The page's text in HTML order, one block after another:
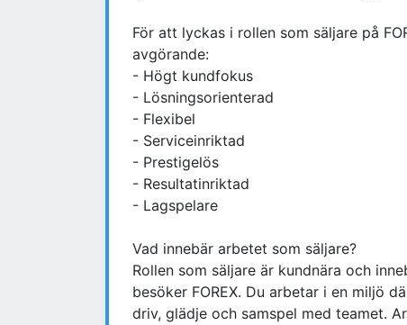
För att lyckas i rollen som säljare på
avgörande:
- Högt kundfokus
- Lösningsorienterad
- Flexibel
- Serviceinriktad
- Prestigelös
- Resultatinriktad
- Lagspelare
Vad innebär arbetet som säljare?
Rollen som säljare är kundnära och
besöker FOREX. Du arbetar i en miljö
driv, glädje och samspel med teamet.